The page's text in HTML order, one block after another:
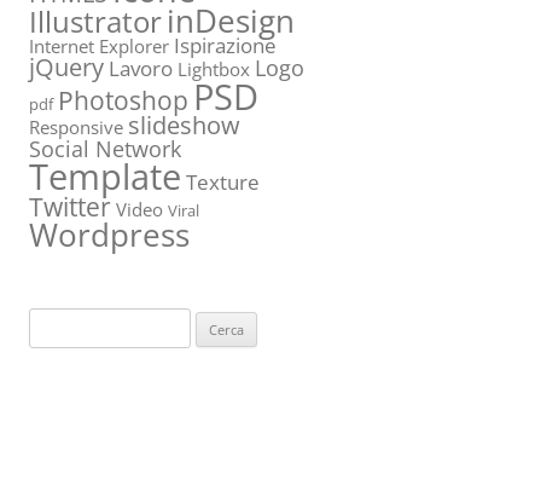
IllustratorinDesign
Internet Explorer Ispirazione
jQuery Lavoro Lightbox Logo
pdf PhotoshopPSD
Responsive slideshow
Social Network
Template Texture
TwitterVideo Viral
Wordpress
per: